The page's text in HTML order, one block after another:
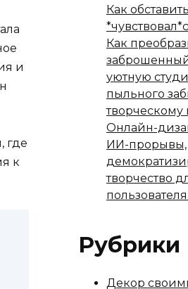
и
где
к
Как
Как
уютную
пыльного
Онлайн-
ИИ-прорывы,
творчество
пользователя.
Рубрики
Декор